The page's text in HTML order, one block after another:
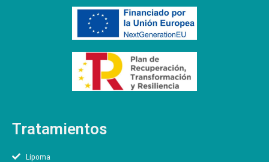
Tratamientos
Lipoma